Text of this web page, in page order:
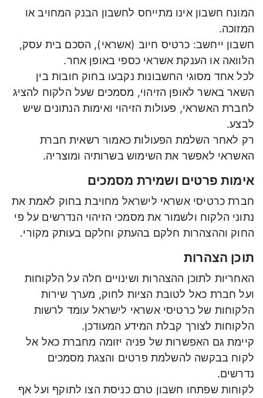
המונח חשבון אינו מתייחס לחשבון הבנק המחויב או
המזוכה.
חשבון ייחשב: כרטיס חיוב (אשראי), הסכם בית עסק,
הלוואה או הענקת אשראי כספי באופן אחר.
לכל אחד מסוגי החשבונות נקבעו בחוק חובות בין
השאר באשר לאופן הזיהוי, מסמכים שעל הלקוח להציג
לחברת האשראי, פעולות הזיהוי ואימות הנתונים שיש
לבצע.
רק לאחר השלמת הפעולות כאמור רשאית חברת
האשראי לאפשר את השימוש בשרותיה ומוצריה.
אימות פרטים ושמירת מסמכים
חברת כרטיסי אשראי לישראל מחויבת בחוק לאמת את
נתוני הלקוח ולשמור את מסמכי הזיהוי הנדרשים על פי
החוק וההצהרות חלקם בהעתק וחלקם בעותק מקורי.
תוכן הצהרות
האחריות לתוכן ההצהרות ושינויים חלה על הלקוחות
ועל חברת כאל לטובת הציות לחוק, מערך שירות
הלקוחות של כרטיסי אשראי לישראל עומד לרשות
הלקוחות לצורך קבלת המידע המעודכן.
קיימת גם האפשרות של פניה יזומה מחברת כאל אל
לקוח בבקשה להשלמת פרטים והצגת מסמכים
נדרשים.
לקוחות שפתחו חשבון טרם כניסת הצו לתוקף ועל אף